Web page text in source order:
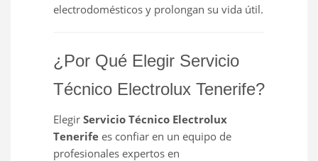
electrodomésticos y prolongan su vida útil.
¿Por Qué Elegir Servicio
Técnico Electrolux Tenerife?
Elegir Servicio Técnico Electrolux
Tenerife es confiar en un equipo de
profesionales expertos en